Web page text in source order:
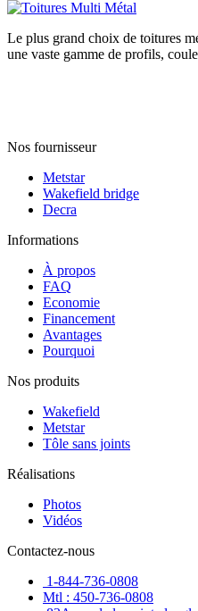
Le plus grand choix de toitures
une vaste gamme de profils,
Nos fournisseur
Metstar
Wakefield bridge
Decra
Informations
À propos
FAQ
Economie
Financement
Avantages
Pourquoi
Nos produits
Wakefield
Metstar
Tôle sans joints
Réalisations
Photos
Vidéos
Contactez-nous
1-844-736-0808
Mtl : 450-736-0808